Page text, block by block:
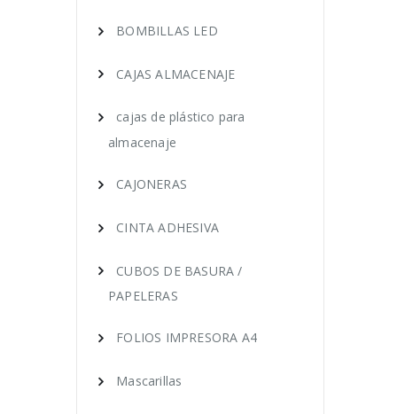
BOMBILLAS LED
CAJAS ALMACENAJE
cajas de plástico para
almacenaje
CAJONERAS
CINTA ADHESIVA
CUBOS DE BASURA /
PAPELERAS
FOLIOS IMPRESORA A4
Mascarillas